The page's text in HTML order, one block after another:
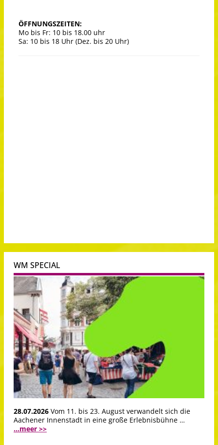
ÖFFNUNGSZEITEN:
Mo bis Fr: 10 bis 18.00 uhr
Sa: 10 bis 18 Uhr (Dez. bis 20 Uhr)
WM SPECIAL
28.07.2026 Vom 11. bis 23. August verwandelt sich die
Aachener Innenstadt in eine große Erlebnisbühne …
...meer >>